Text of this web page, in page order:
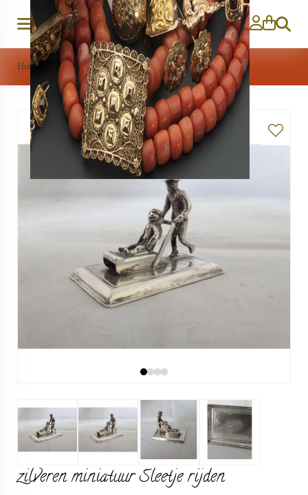
Zoeken
Home Zilver >zilveren miniatuur Sleetje rijden
zilveren miniatuur Sleetje rijden